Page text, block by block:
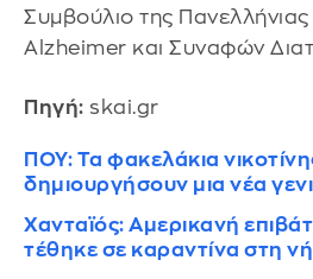
Συμβούλιο της
Alzheimer και Συναφών
Πηγή: skai.gr
ΠΟΥ: Τα φακελάκια
δημιουργήσουν μια νέα
Χανταϊός: Αμερικανή
τέθηκε σε καραντίνα στη